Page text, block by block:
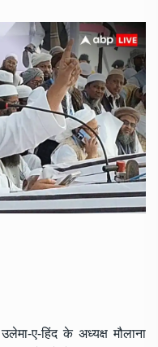
ए-हिंद के अध्यक्ष मौलाना